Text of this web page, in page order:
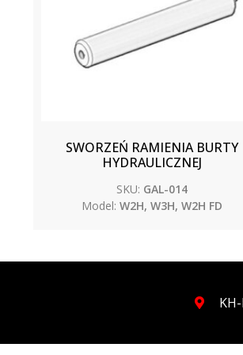
SWORZEŃ RAMIENIA BURTY
HYDRAULICZNEJ
SKU: GAL-014
Model: W2H, W3H, W2H FD